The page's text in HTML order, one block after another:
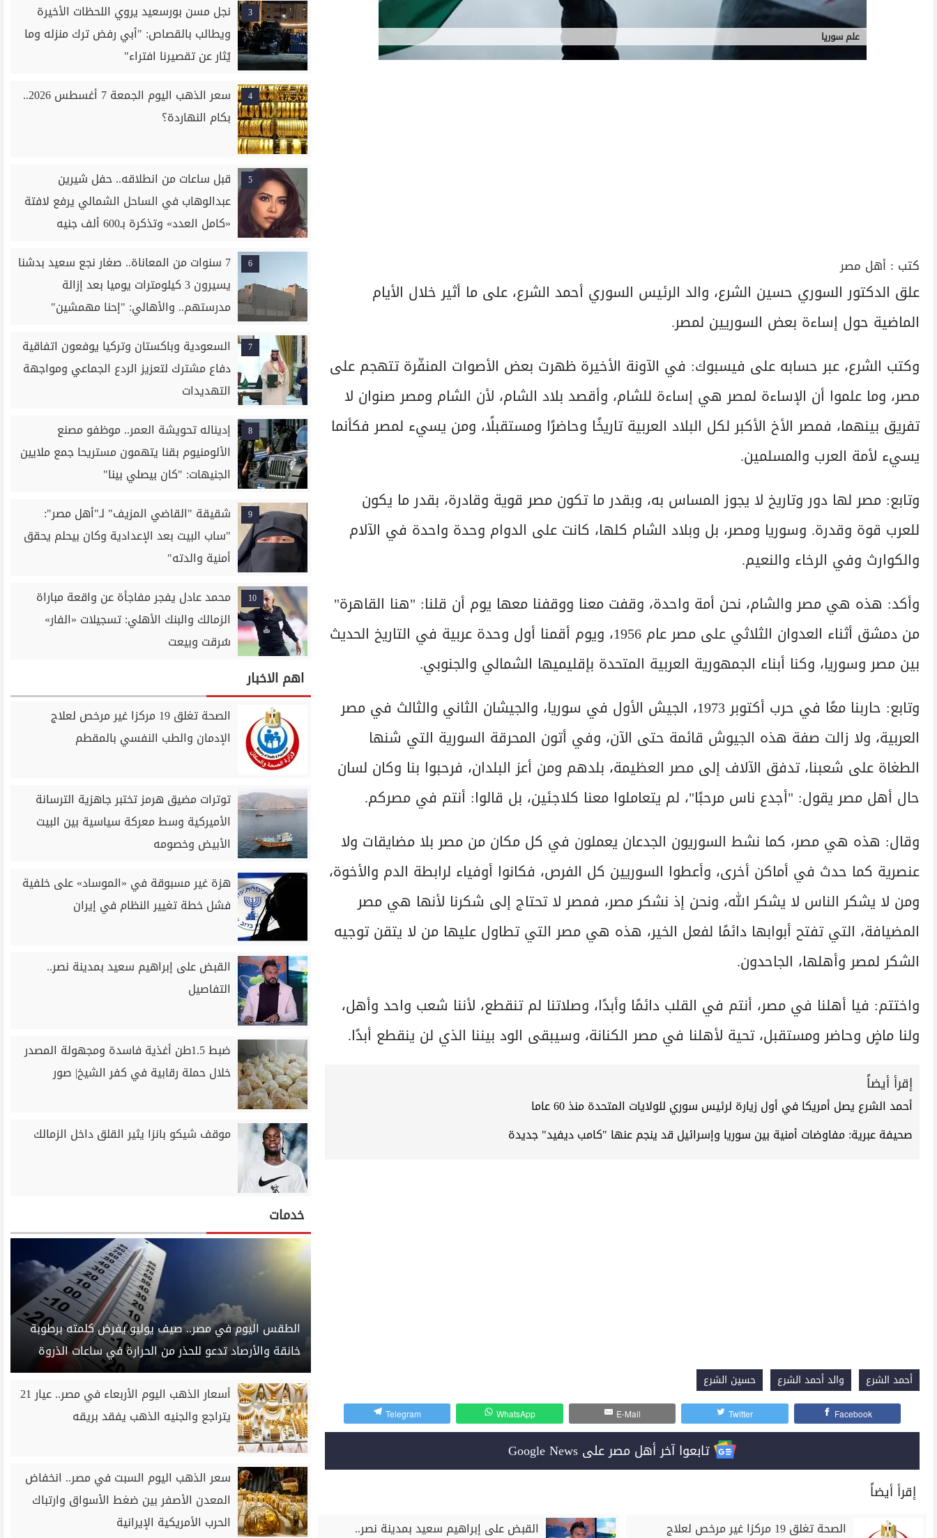
علم سوريا
كتب : أهل مصر
علق الدكتور السوري حسين الشرع، والد الرئيس السوري أحمد الشرع، على ما أثير خلال الأيام
الماضية حول إساءة بعض السوريين لمصر.
وكتب الشرع، عبر حسابه على فيسبوك: في الآونة الأخيرة ظهرت بعض الأصوات المنفّرة تتهجم على
مصر، وما علموا أن الإساءة لمصر هي إساءة للشام، وأقصد بلاد الشام، لأن الشام ومصر صنوان لا
تفريق بينهما، فمصر الأخ الأكبر لكل البلاد العربية تاريخًا وحاضرًا ومستقبلًا، ومن يسيء لمصر فكأنما
يسيء لأمة العرب والمسلمين.
وتابع: مصر لها دور وتاريخ لا يجوز المساس به، وبقدر ما تكون مصر قوية وقادرة، بقدر ما يكون
للعرب قوة وقدرة. وسوريا ومصر، بل وبلاد الشام كلها، كانت على الدوام وحدة واحدة في الآلام
والكوارث وفي الرخاء والنعيم.
وأكد: هذه هي مصر والشام، نحن أمة واحدة، وقفت معنا ووقفنا معها يوم أن قلنا: "هنا القاهرة"
من دمشق أثناء العدوان الثلاثي على مصر عام 1956، ويوم أقمنا أول وحدة عربية في التاريخ الحديث
بين مصر وسوريا، وكنا أبناء الجمهورية العربية المتحدة بإقليميها الشمالي والجنوبي.
وتابع: حاربنا معًا في حرب أكتوبر 1973، الجيش الأول في سوريا، والجيشان الثاني والثالث في مصر
العربية، ولا زالت صفة هذه الجيوش قائمة حتى الآن، وفي أتون المحرقة السورية التي شنها
الطغاة على شعبنا، تدفق الآلاف إلى مصر العظيمة، بلدهم ومن أعز البلدان، فرحبوا بنا وكان لسان
حال أهل مصر يقول: "أجدع ناس مرحبًا"، لم يتعاملوا معنا كلاجئين، بل قالوا: أنتم في مصركم.
وقال: هذه هي مصر، كما نشط السوريون الجدعان يعملون في كل مكان من مصر بلا مضايقات ولا
عنصرية كما حدث في أماكن أخرى، وأعطوا السوريين كل الفرص، فكانوا أوفياء لرابطة الدم والأخوة،
ومن لا يشكر الناس لا يشكر الله، ونحن إذ نشكر مصر، فمصر لا تحتاج إلى شكرنا لأنها هي مصر
المضيافة، التي تفتح أبوابها دائمًا لفعل الخير، هذه هي مصر التي تطاول عليها من لا يتقن توجيه
الشكر لمصر وأهلها، الجاحدون.
واختتم: فيا أهلنا في مصر، أنتم في القلب دائمًا وأبدًا، وصلاتنا لم تنقطع، لأننا شعب واحد وأهل،
ولنا ماضٍ وحاضر ومستقبل، تحية لأهلنا في مصر الكنانة، وسيبقى الود بيننا الذي لن ينقطع أبدًا.
إقرأ أيضاً
أحمد الشرع يصل أمريكا في أول زيارة لرئيس سوري للولايات المتحدة منذ 60 عاما
صحيفة عبرية: مفاوضات أمنية بين سوريا وإسرائيل قد ينجم عنها "كامب ديفيد" جديدة
أحمد الشرع والد أحمد الشرع حسين الشرع
Facebook
Twitter
E-Mail
WhatsApp
Telegram
تابعوا آخر أهل مصر على Google News
إقرأ أيضاً
الصحة تغلق 19 مركزا غير مرخص لعلاج القبض على إبراهيم سعيد بمدينة نصر..
3
نجل مسن بورسعيد يروي اللحظات الأخيرة
ويطالب بالقصاص: "أبي رفض ترك منزله وما
يُثار عن تقصيرنا افتراء"
4
سعر الذهب اليوم الجمعة 7 أغسطس 2026..
بكام النهاردة؟
5
قبل ساعات من انطلاقه.. حفل شيرين
عبدالوهاب في الساحل الشمالي يرفع لافتة
«كامل العدد» وتذكرة بـ600 ألف جنيه
6
7 سنوات من المعاناة.. صغار نجع سعيد بدشنا
يسيرون 3 كيلومترات يوميا بعد إزالة
مدرستهم.. والأهالي: "إحنا مهمشين"
7
السعودية وباكستان وتركيا يوفعون اتفاقية
دفاع مشترك لتعزيز الردع الجماعي ومواجهة
التهديدات
8
إديناله تحويشة العمر.. موظفو مصنع
الألومنيوم بقنا يتهمون مستريحا جمع ملايين
الجنيهات: "كان بيصلي بينا"
9
شقيقة "القاضي المزيف" لـ"أهل مصر":
"ساب البيت بعد الإعدادية وكان بيحلم يحقق
أمنية والدته"
10
محمد عادل يفجر مفاجأة عن واقعة مباراة
الزمالك والبنك الأهلي: تسجيلات «الفار»
سُرقت وبيعت
اهم الاخبار
الصحة تغلق 19 مركزا غير مرخص لعلاج
الإدمان والطب النفسي بالمقطم
توترات مضيق هرمز تختبر جاهزية الترسانة
الأميركية وسط معركة سياسية بين البيت
الأبيض وخصومه
هزة غير مسبوقة في «الموساد» على خلفية
فشل خطة تغيير النظام في إيران
القبض على إبراهيم سعيد بمدينة نصر..
التفاصيل
ضبط 1.5طن أغذية فاسدة ومجهولة المصدر
خلال حملة رقابية في كفر الشيخ| صور
موقف شيكو بانزا يثير القلق داخل الزمالك
خدمات
الطقس اليوم في مصر.. صيف يوليو يفرض كلمته برطوبة
خانقة والأرصاد تدعو للحذر من الحرارة في ساعات الذروة
أسعار الذهب اليوم الأربعاء في مصر.. عيار 21
يتراجع والجنيه الذهب يفقد بريقه
سعر الذهب اليوم السبت في مصر.. انخفاض
المعدن الأصفر بين ضغط الأسواق وارتباك
الحرب الأمريكية الإيرانية